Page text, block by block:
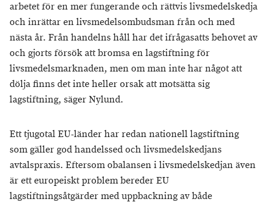
arbetet för en mer fungerande och rättvis livsmedelskedja
och inrättar en livsmedelsombudsman från och med
nästa år. Från handelns håll har det ifrågasatts behovet av
och gjorts försök att bromsa en lagstiftning för
livsmedelsmarknaden, men om man inte har något att
dölja finns det inte heller orsak att motsätta sig
lagstiftning, säger Nylund.
Ett tjugotal EU-länder har redan nationell lagstiftning
som gäller god handelssed och livsmedelskedjans
avtalspraxis. Eftersom obalansen i livsmedelskedjan även
är ett europeiskt problem bereder EU
lagstiftningsåtgärder med uppbackning av både